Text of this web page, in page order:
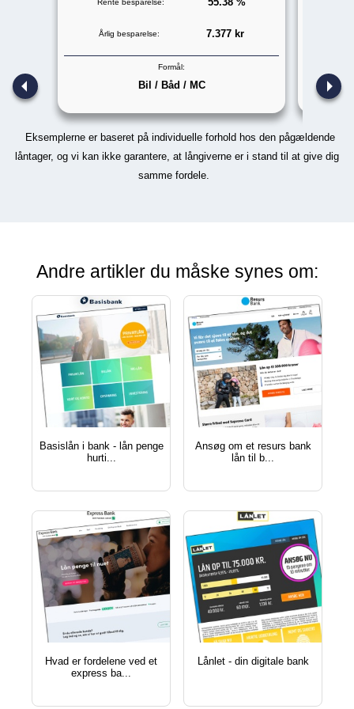
Årlig besparelse: 7.377 kr
Formål:
Bil / Båd / MC
Eksemplerne er baseret på individuelle forhold hos den pågældende
låntager, og vi kan ikke garantere, at långiverne er i stand til at give dig
samme fordele.
Andre artikler du måske synes om:
basislån i bank - lån penge
hurti...
ansøg om et resurs bank
lån til b...
hvad er fordelene ved et
express ba...
lånlet - din digitale bank